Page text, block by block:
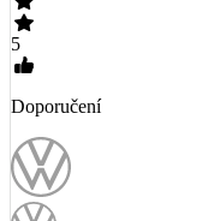
5
Doporučení